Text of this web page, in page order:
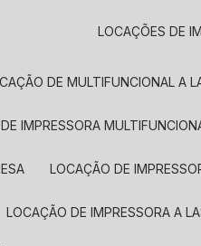
LOCAÇÕES DE
DE MULTIFUNCIONAL A
DE IMPRESSORA
LOCAÇÃO DE
LOCAÇÃO DE IMPRESSORA A